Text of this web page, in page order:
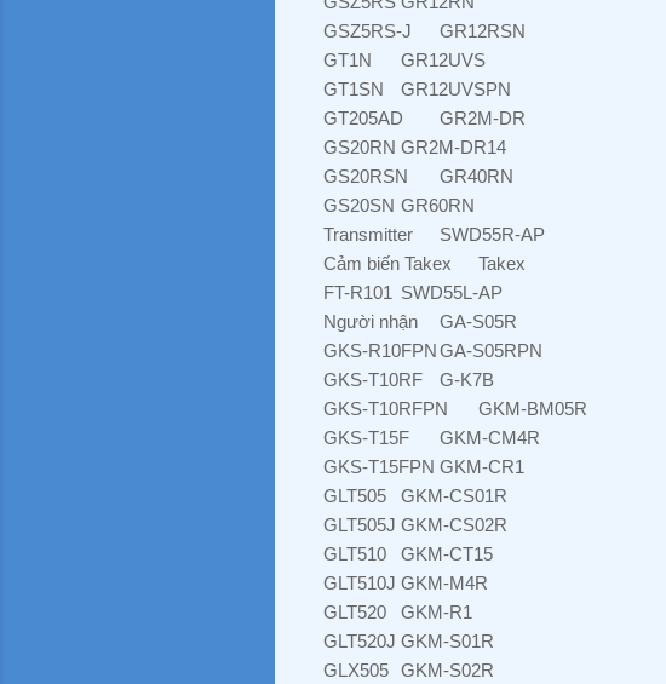
GSZ5RS-J
GR12RSN
GT1N
GR12UVS
GT1SN
GR12UVSPN
GT205AD
GR2M-DR
GS20RN GR2M-DR14
GS20RSN
GR40RN
GS20SN GR60RN
Transmitter
SWD55R-AP
Cảm biến Takex
Takex
FT-R101 SWD55L-AP
Người nhận
GA-S05R
GKS-R10FPNGA-S05RPN
GKS-T10RF
G-K7B
GKS-T10RFPN
GKM-BM05R
GKS-T15F
GKM-CM4R
GKS-T15FPN GKM-CR1
GLT505
GKM-CS01R
GLT505J GKM-CS02R
GLT510
GKM-CT15
GLT510J GKM-M4R
GLT520
GKM-R1
GLT520J GKM-S01R
GLX505 GKM-S02R